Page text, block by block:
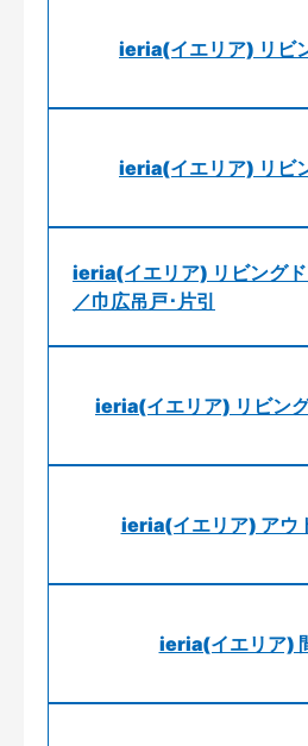
ieria(イエリア) リビ
ieria(イエリア) リビ
ieria(イエリア) リビングド
／巾広吊戸･片引
ieria(イエリア) リビン
ieria(イエリア) アウ
ieria(イエリア)